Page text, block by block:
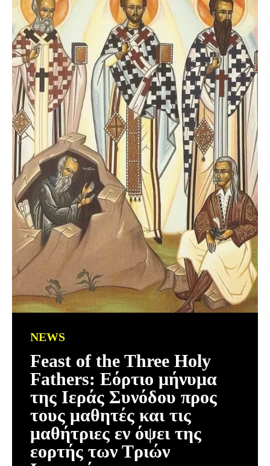
NEWS
Feast of the Three Holy
Fathers: Εόρτιο μήνυμα
της Ιεράς Συνόδου προς
τους μαθητές και τις
μαθήτριες εν όψει της
εορτής των Τριών